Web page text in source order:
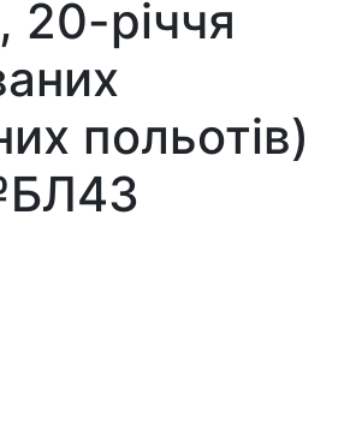
20-річчя
польотів)